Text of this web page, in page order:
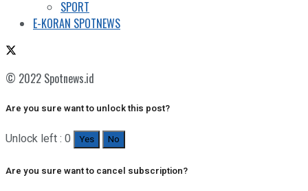
SPORT
E-KORAN SPOTNEWS
© 2022 Spotnews.id
Are you sure want to unlock this post?
Unlock left : 0 Yes No
Are you sure want to cancel subscription?